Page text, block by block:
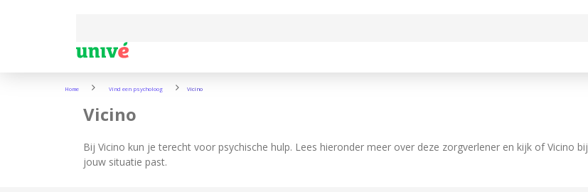
Home Vind een psycholoog Vicino
Vicino
Bij Vicino kun je terecht voor psychische hulp. Lees hieronder meer over deze zorgverlener en kijk of Vicino bij
jouw situatie past.